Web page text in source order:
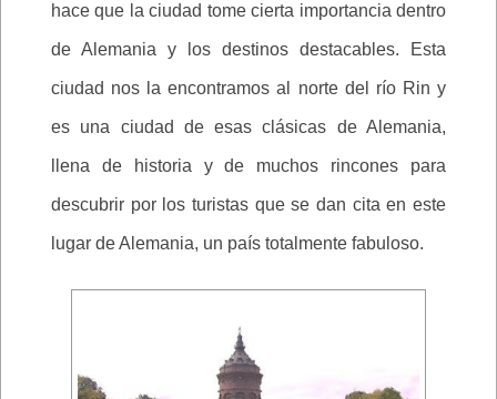
hace que la ciudad tome cierta importancia dentro
de Alemania y los destinos destacables. Esta
ciudad nos la encontramos al norte del río Rin y
es una ciudad de esas clásicas de Alemania,
llena de historia y de muchos rincones para
descubrir por los turistas que se dan cita en este
lugar de Alemania, un país totalmente fabuloso.